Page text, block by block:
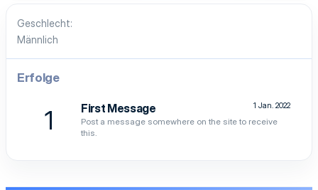
Geschlecht
Männlich
Erfolge
1 1 Jan. 2022
First Message
Post a message somewhere on the site to receive
this.